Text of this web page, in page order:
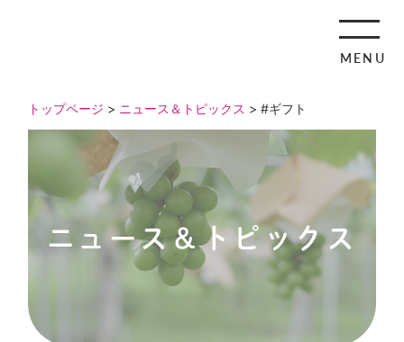
MENU
トップページ > ニュース＆トピックス > #ギフト
ニュース＆トピックス